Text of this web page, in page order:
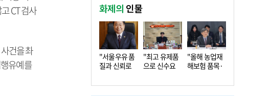
CT 검사
건을 촤
유예를
화제의 인물
"서울우유 품
질과 신뢰로
"최고 유제품
으로 신수요
"올해 농업재
해보험 품목·